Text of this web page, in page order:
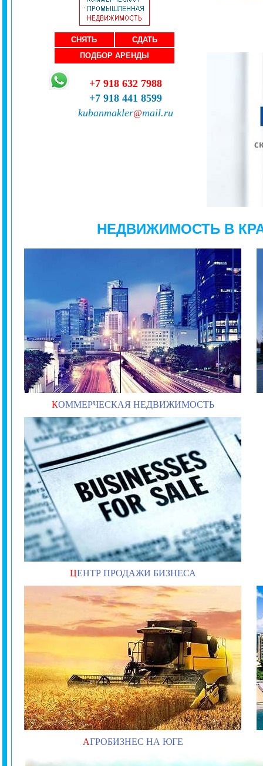
СНЯТЬ
СДАТЬ
ПОДБОР АРЕНДЫ
+7 918 632 7988
+7 918 441 8599
kubanmakler@mail.ru
НЕДВИЖИМОСТЬ В
КОММЕРЧЕСКАЯ НЕДВИЖИМОСТЬ
ЦЕНТР ПРОДАЖИ БИЗНЕСА
АГРОБИЗНЕС НА ЮГЕ